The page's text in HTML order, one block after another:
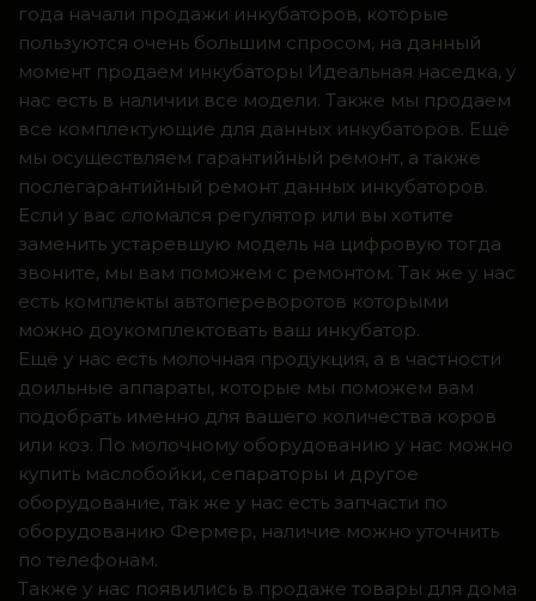
года начали продажи инкубаторов, которые
пользуются очень большим спросом, на данный
момент продаем инкубаторы Идеальная наседка, у
нас есть в наличии все модели. Также мы продаем
все комплектующие для данных инкубаторов. Ещё
мы осуществляем гарантийный ремонт, а также
послегарантийный ремонт данных инкубаторов.
Если у вас сломался регулятор или вы хотите
заменить устаревшую модель на цифровую тогда
звоните, мы вам поможем с ремонтом. Так же у нас
есть комплекты автопереворотов которыми
можно доукомплектовать ваш инкубатор.
Ещё у нас есть молочная продукция, а в частности
доильные аппараты, которые мы поможем вам
подобрать именно для вашего количества коров
или коз. По молочному оборудованию у нас можно
купить маслобойки, сепараторы и другое
оборудование, так же у нас есть запчасти по
оборудованию Фермер, наличие можно уточнить
по телефонам.
Также у нас появились в продаже товары для дома